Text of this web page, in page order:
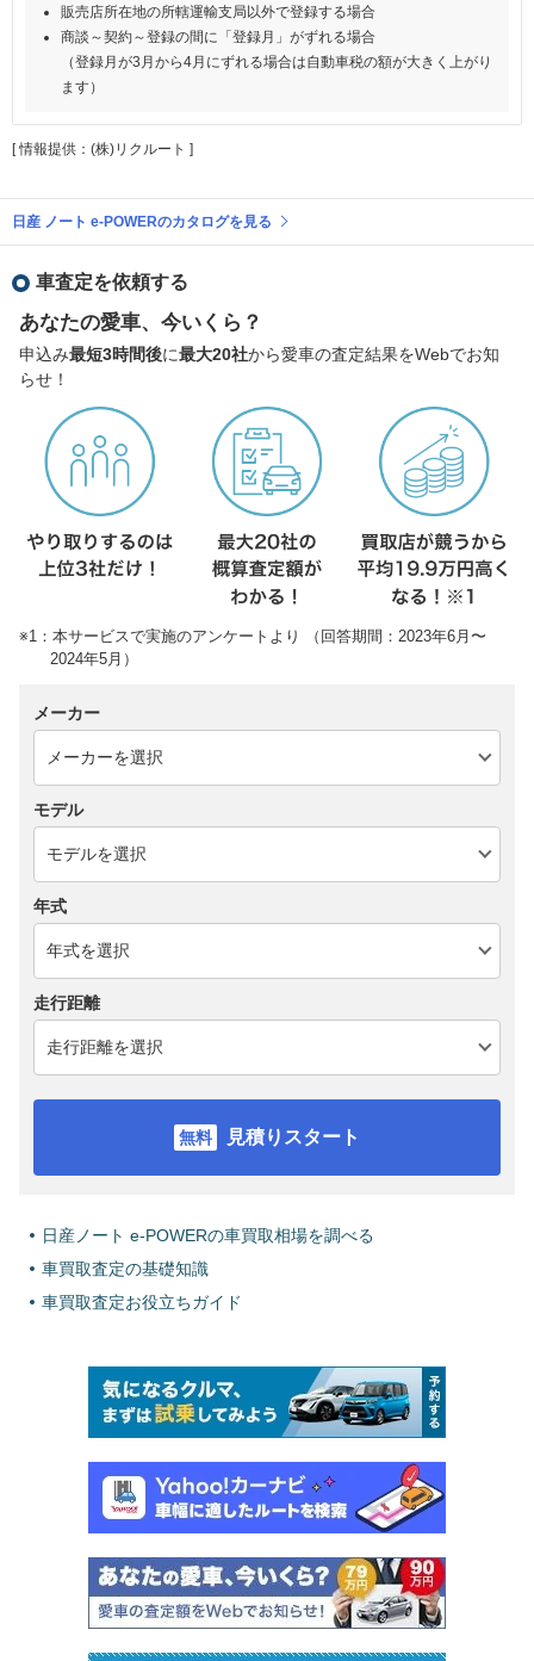
販売店所在地の所轄運輸支局以外で登録する場合
商談～契約～登録の間に「登録月」がずれる場合
（登録月が3月から4月にずれる場合は自動車税の額が大きく上がり
ます）
[ 情報提供：(株)リクルート ]
日産 ノート e-POWERのカタログを見る
車査定を依頼する
あなたの愛車、今いくら？
申込み最短3時間後に最大20社から愛車の査定結果をWebでお知
らせ！
※1：本サービスで実施のアンケートより （回答期間：2023年6月〜
2024年5月）
メーカー
モデル
年式
走行距離
見積りスタート
日産ノート e-POWERの車買取相場を調べる
車買取査定の基礎知識
車買取査定お役立ちガイド